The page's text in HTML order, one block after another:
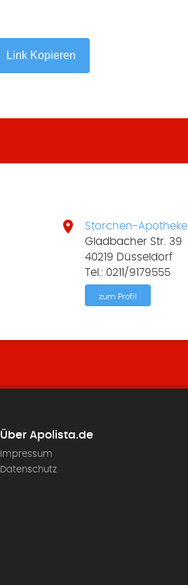
Link Kopieren

Storchen-Apotheke
Gladbacher Str. 39
40219 Düsseldorf
Tel.: 0211/9179555
zum Profil
Über Apolista.de
Impressum
Datenschutz